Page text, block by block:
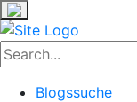
Blogssuche